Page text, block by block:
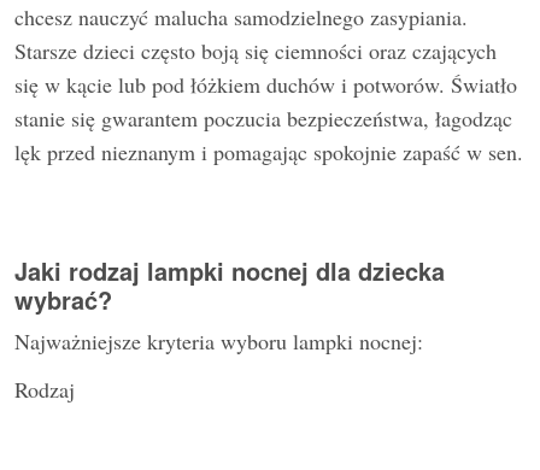
chcesz nauczyć malucha samodzielnego zasypiania.
Starsze dzieci często boją się ciemności oraz czających
się w kącie lub pod łóżkiem duchów i potworów. Światło
stanie się gwarantem poczucia bezpieczeństwa, łagodząc
lęk przed nieznanym i pomagając spokojnie zapaść w sen.
Jaki rodzaj lampki nocnej dla dziecka
wybrać?
Najważniejsze kryteria wyboru lampki nocnej:
Rodzaj